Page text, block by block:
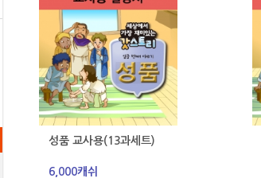
성품 교사용(13과세트)
6,000캐쉬